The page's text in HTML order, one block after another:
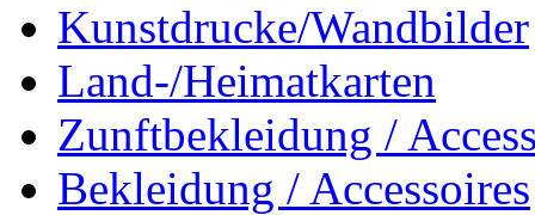
Kunstdrucke/Wandbilder
Land-/Heimatkarten
Zunftbekleidung /
Bekleidung / Accessoires